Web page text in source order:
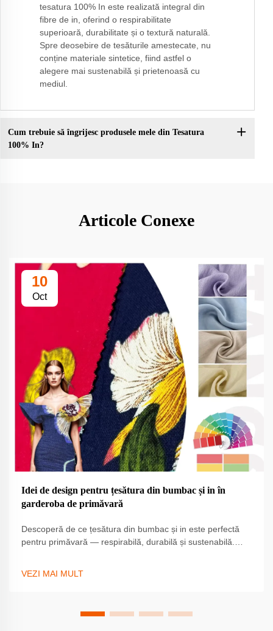
tesatura 100% In este realizată integral din
fibre de in, oferind o respirabilitate
superioară, durabilitate și o textură naturală.
Spre deosebire de tesăturile amestecate, nu
conține materiale sintetice, fiind astfel o
alegere mai sustenabilă și prietenoasă cu
mediul.
Cum trebuie să îngrijesc produsele mele din Tesatura
100% In?
Articole Conexe
10
Oct
Idei de design pentru țesătura din bumbac și in în
garderoba de primăvară
Descoperă de ce țesătura din bumbac și in este perfectă
pentru primăvară — respirabilă, durabilă și sustenabilă.
VEZI MAI MULT